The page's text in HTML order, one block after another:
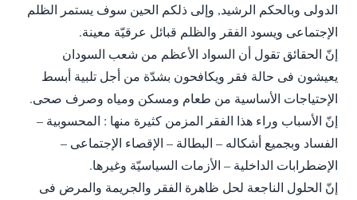
الدولى وبالحكم الرشيد, وإلى ذلكم الحين سوف يستمر الظلم
الإجتماعى ويسود الفقر والظلم قبائل عرقيّة معينة.
إنّ الحقائق تقول أن السواد الأعظم من شعب السودان
يعيشون فى حالة فقر ويكافحون بشدّة من أجل تلبية أبسط
الإحتياجات الأساسية من طعام ومسكن ومياه وصرف صحى.
إنّ الأسباب وراء هذا الفقر المزمن كثيرة منها : المحسوبية –
الفساد وبجميع أشكاله – البطالة – الإقصاء الإجتماعى –
الإضطرابات الداخلية – الأزمات السياسيّة وغيرها.
إنّ الحلول الناجعة لحل ظاهرة الفقر والجريمة والمرض فى